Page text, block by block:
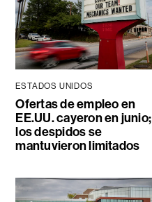
ESTADOS UNIDOS
Ofertas de empleo en
EE.UU. cayeron en junio;
los despidos se
mantuvieron limitados